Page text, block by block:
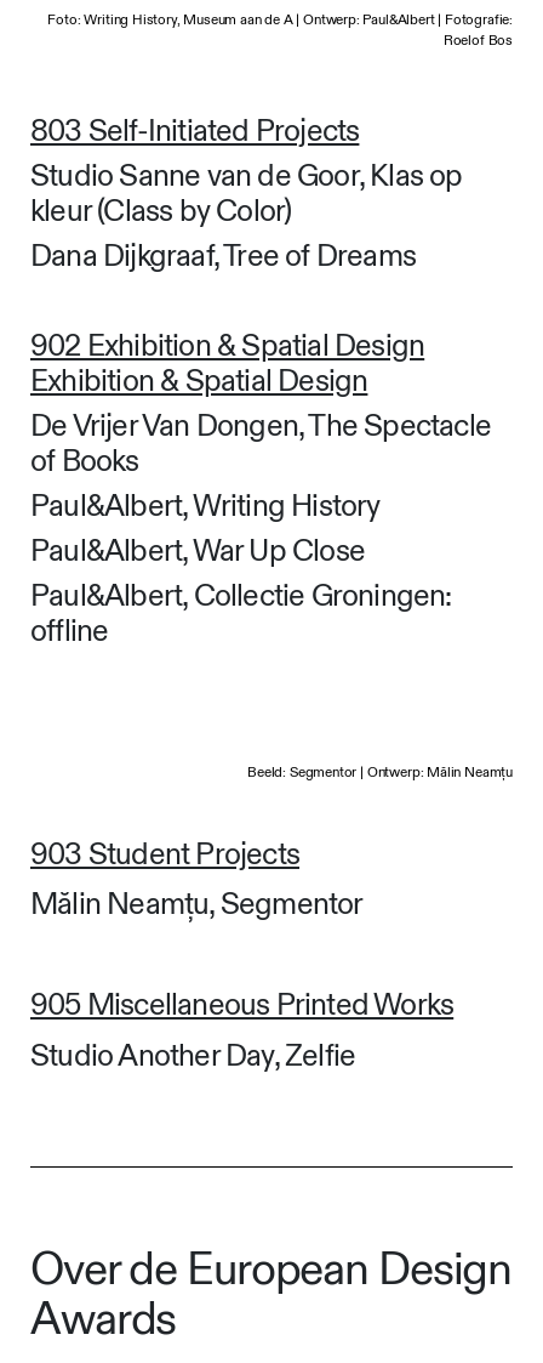
Foto: Writing History, Museum aan de A | Ontwerp: Paul&Albert | Fotografie:
Roelof Bos
803 Self-Initiated Projects
Studio Sanne van de Goor, Klas op
kleur (Class by Color)
Dana Dijkgraaf, Tree of Dreams
902 Exhibition & Spatial Design
Exhibition & Spatial Design
De Vrijer Van Dongen, The Spectacle
of Books
Paul&Albert, Writing History
Paul&Albert, War Up Close
Paul&Albert, Collectie Groningen:
offline
Beeld: Segmentor | Ontwerp: Mălin Neamțu
903 Student Projects
Mălin Neamțu, Segmentor
905 Miscellaneous Printed Works
Studio Another Day, Zelfie
Over de European Design
Awards